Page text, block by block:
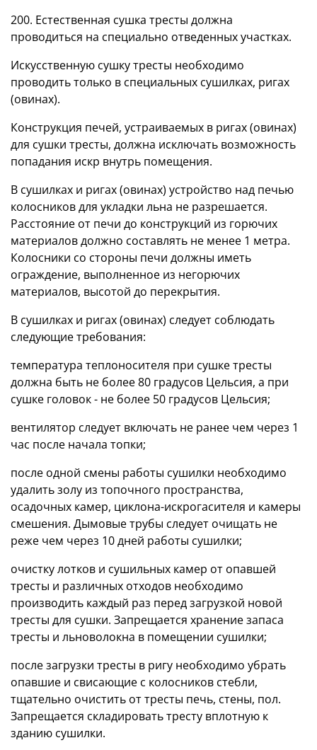
200. Естественная сушка тресты должна
проводиться на специально отведенных участках.
Искусственную сушку тресты необходимо
проводить только в специальных сушилках, ригах
(овинах).
Конструкция печей, устраиваемых в ригах (овинах)
для сушки тресты, должна исключать возможность
попадания искр внутрь помещения.
В сушилках и ригах (овинах) устройство над печью
колосников для укладки льна не разрешается.
Расстояние от печи до конструкций из горючих
материалов должно составлять не менее 1 метра.
Колосники со стороны печи должны иметь
ограждение, выполненное из негорючих
материалов, высотой до перекрытия.
В сушилках и ригах (овинах) следует соблюдать
следующие требования:
температура теплоносителя при сушке тресты
должна быть не более 80 градусов Цельсия, а при
сушке головок - не более 50 градусов Цельсия;
вентилятор следует включать не ранее чем через 1
час после начала топки;
после одной смены работы сушилки необходимо
удалить золу из топочного пространства,
осадочных камер, циклона-искрогасителя и камеры
смешения. Дымовые трубы следует очищать не
реже чем через 10 дней работы сушилки;
очистку лотков и сушильных камер от опавшей
тресты и различных отходов необходимо
производить каждый раз перед загрузкой новой
тресты для сушки. Запрещается хранение запаса
тресты и льноволокна в помещении сушилки;
после загрузки тресты в ригу необходимо убрать
опавшие и свисающие с колосников стебли,
тщательно очистить от тресты печь, стены, пол.
Запрещается складировать тресту вплотную к
зданию сушилки.